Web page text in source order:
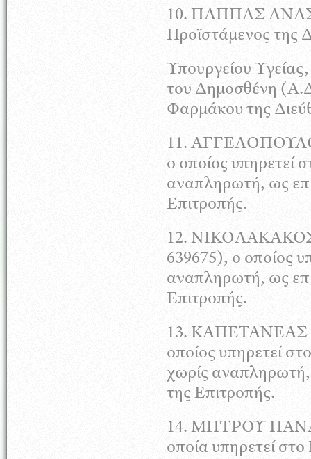
10. ΠΑΠΠΑΣ
Προϊστάμενος της
Υπουργείου
του Δημοσθένη
Φαρμάκου της
11.
ο οποίος υπηρετεί
αναπληρωτή, ως
Επιτροπής.
12.
639675), ο οποίος
αναπληρωτή, ως
Επιτροπής.
13. ΚΑΠΕΤΑΝΕΑΣ
οποίος υπηρετεί
χωρίς
της Επιτροπής.
14. ΜΗΤΡΟΥ
οποία υπηρετεί